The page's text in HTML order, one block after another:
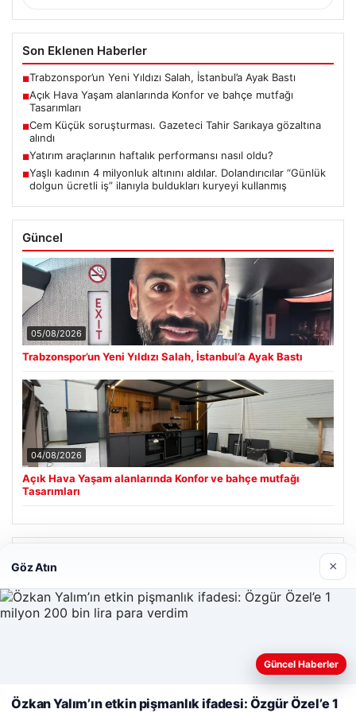
Son Eklenen Haberler
■Trabzonspor’un Yeni Yıldızı Salah, İstanbul’a Ayak Bastı
■Açık Hava Yaşam alanlarında Konfor ve bahçe mutfağı
Tasarımları
■Cem Küçük soruşturması. Gazeteci Tahir Sarıkaya gözaltına
alındı
■Yatırım araçlarının haftalık performansı nasıl oldu?
■Yaşlı kadının 4 milyonluk altınını aldılar. Dolandırıcılar “Günlük
dolgun ücretli iş” ilanıyla buldukları kuryeyi kullanmış
Güncel
05/08/2026
Trabzonspor’un Yeni Yıldızı Salah, İstanbul’a Ayak Bastı
04/08/2026
Açık Hava Yaşam alanlarında Konfor ve bahçe mutfağı
Tasarımları
Hastaş Beton
26/05/2026
Web sitemizi nasıl kullandığınızı daha iyi anlayabilmek,
kullanıyoruz.Çerez Politikamız
Göz Atın ×
Güncel Haberler
Özkan Yalım’ın etkin pişmanlık ifadesi: Özgür Özel’e 1